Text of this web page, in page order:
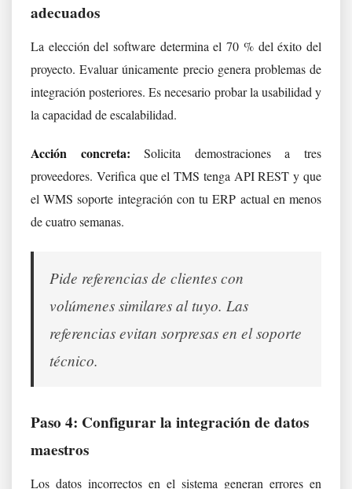
adecuados
La elección del software determina el 70 % del éxito del
proyecto. Evaluar únicamente precio genera problemas de
integración posteriores. Es necesario probar la usabilidad y
la capacidad de escalabilidad.
Acción concreta: Solicita demostraciones a tres
proveedores. Verifica que el TMS tenga API REST y que
el WMS soporte integración con tu ERP actual en menos
de cuatro semanas.
Pide referencias de clientes con
volúmenes similares al tuyo. Las
referencias evitan sorpresas en el soporte
técnico.
Paso 4: Configurar la integración de datos
maestros
Los datos incorrectos en el sistema generan errores en